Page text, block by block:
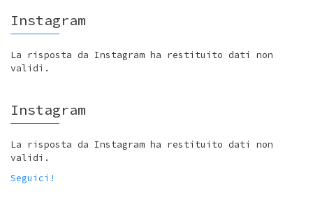
Instagram
La risposta da Instagram ha restituito dati non
validi.
Instagram
La risposta da Instagram ha restituito dati non
validi.
Seguici!